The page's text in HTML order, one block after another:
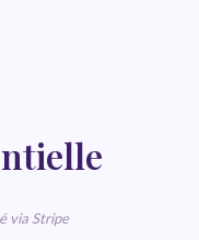
via Stripe